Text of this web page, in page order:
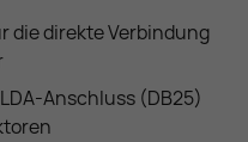
die direkte Verbindung
Anschluss (DB25)